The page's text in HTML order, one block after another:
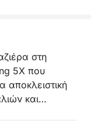
στη
5X που
αποκλειστική
και